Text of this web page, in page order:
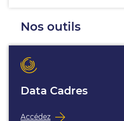
Nos outils
Data Cadres
Accédez